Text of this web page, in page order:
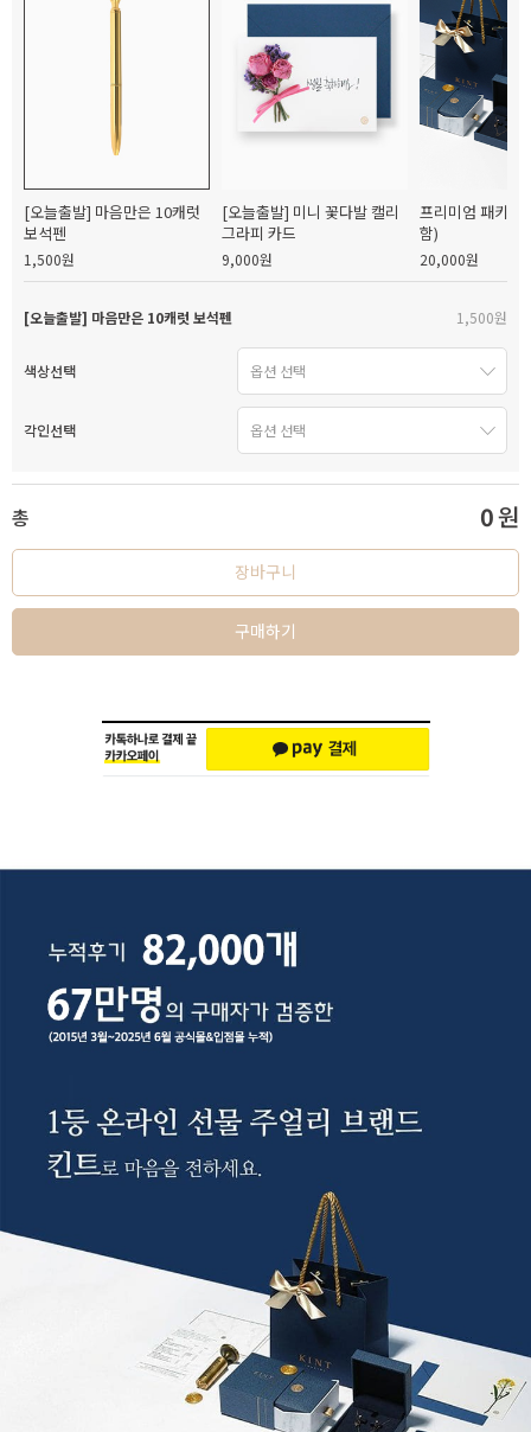
[오늘출발] 마음만은 10캐럿
보석펜
1,500원
[오늘출발] 미니 꽃다발 캘리
그라피 카드
9,000원
프리미엄 패키지
함)
20,000원
[오늘출발] 마음만은 10캐럿 보석펜 1,500원
색상선택
각인선택
총 0원
장바구니
구매하기